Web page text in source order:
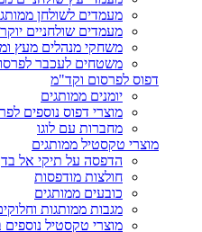
מעמדים לשולחן
מעמדים שולחניים
משחקי מנהלים מעץ
משטחים לעכבר
דפוס לפרסום וקד"מ
יומנים ממותגים
מוצרי דפוס נוספים
מחברות עם לוגו
מוצרי טקסטיל ממותגים
הדפסה על תיקי אל בד
חולצות מודפסות
כובעים ממותגים
מגבות ממותגות
מוצרי טקסטיל נוספים